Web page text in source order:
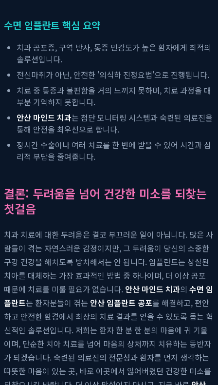
수면 임플란트 핵심 요약
치과 공포증, 구역 반사, 통증 민감도가 높은 환자에게 최적의
솔루션입니다.
전신마취가 아닌, 안전한 '의식하 진정요법'으로 진행됩니다.
치료 중 통증과 불편함을 거의 느끼지 못하며, 치료 과정을 대
부분 기억하지 못합니다.
안산 마인드 치과는 첨단 모니터링 시스템과 숙련된 의료진을
통해 안전을 최우선으로 합니다.
장시간 수술이나 여러 치료를 한 번에 받을 수 있어 시간과 심
리적 부담을 줄여줍니다.
결론: 두려움을 넘어 건강한 미소를 되찾는
첫걸음
치과 치료에 대한 두려움은 결코 부끄러운 일이 아닙니다. 많은 사
람들이 겪는 자연스러운 감정이지만, 그 두려움이 당신의 소중한
구강 건강을 해치도록 방치해서는 안 됩니다. 임플란트는 상실된
치아를 대체하는 가장 효과적인 방법 중 하나이며, 더 이상 공포
때문에 치료를 미룰 필요가 없습니다. 안산 마인드 치과의 수면 임
플란트는 환자분들이 겪는 안산 임플란트 공포를 해결하고, 편안
하고 안전한 환경에서 최상의 치료 결과를 얻을 수 있도록 돕는 혁
신적인 솔루션입니다. 저희는 환자 한 분 한 분의 마음에 귀 기울
이며, 단순한 치아 치료를 넘어 마음의 상처까지 치유하는 동반자
가 되겠습니다. 숙련된 의료진의 전문성과 환자를 먼저 생각하는
따뜻한 마음이 있는 곳, 바로 이곳에서 잃어버렸던 건강한 미소를